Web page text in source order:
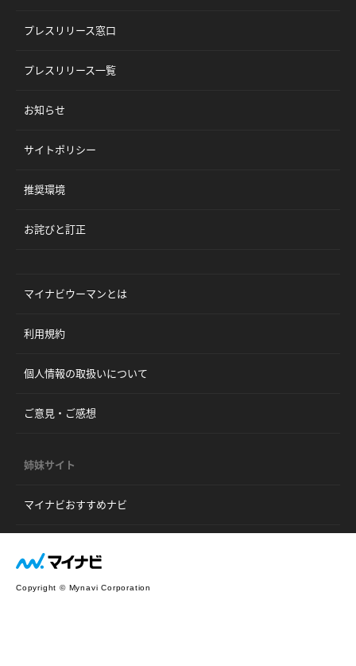
プレスリリース窓口
プレスリリース一覧
お知らせ
サイトポリシー
推奨環境
お詫びと訂正
マイナビウーマンとは
利用規約
個人情報の取扱いについて
ご意見・ご感想
姉妹サイト
マイナビおすすめナビ
Copyright © Mynavi Corporation